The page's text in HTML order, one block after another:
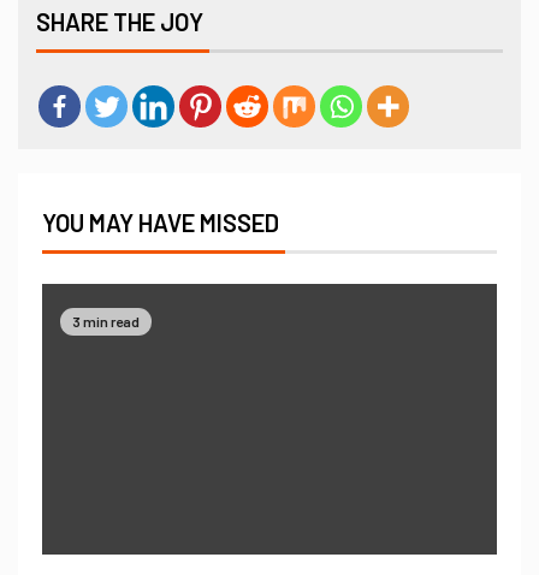
SHARE THE JOY
YOU MAY HAVE MISSED
3 min read